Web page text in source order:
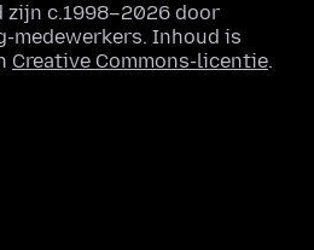
zijn c.1998–2026 door
medewerkers. Inhoud is
Creative Commons-licentie.